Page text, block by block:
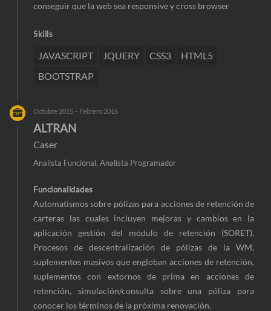
conseguir que la web sea responsive y cross browser
Skills
JAVASCRIPT JQUERY CSS3
HTML5
BOOTSTRAP
Octubre 2015 – Febrero 2016
ALTRAN
Caser
Analista Funcional, Analista Programador
Funcionalidades
Automatismos sobre pólizas para acciones de retención de
carteras las cuales incluyen mejoras y cambios en la
aplicación gestión del módulo de retención (SORET).
Procesos de descentralización de pólizas de la WM,
suplementos masivos que engloban acciones de retención,
suplementos con extornos de prima en acciones de
retención, simulación/consulta sobre una póliza para
conocer los términos de la próxima renovación.